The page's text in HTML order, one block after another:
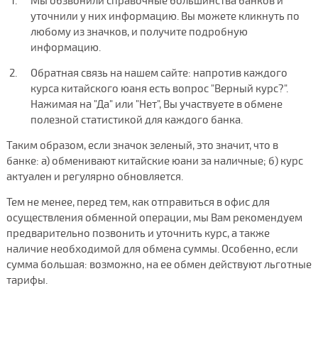
уточнили у них информацию. Вы можете кликнуть по
любому из значков, и получите подробную
информацию.
Обратная связь на нашем сайте: напротив каждого
курса китайского юаня есть вопрос "Верный курс?".
Нажимая на "Да" или "Нет", Вы участвуете в обмене
полезной статистикой для каждого банка.
Таким образом, если значок зеленый, это значит, что в
банке: а) обменивают китайские юани за наличные; б) курс
актуален и регулярно обновляется.
Тем не менее, перед тем, как отправиться в офис для
осуществления обменной операции, мы Вам рекомендуем
предварительно позвонить и уточнить курс, а также
наличие необходимой для обмена суммы. Особенно, если
сумма большая: возможно, на ее обмен действуют льготные
тарифы.